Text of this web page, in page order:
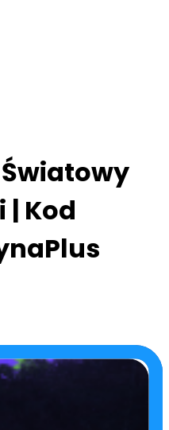
| Kod